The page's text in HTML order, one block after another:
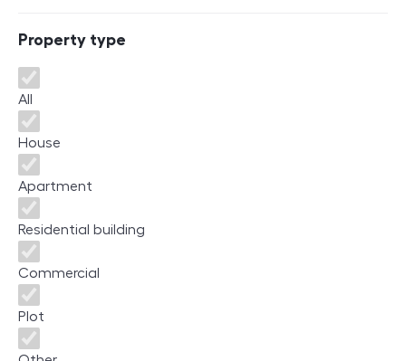
Property type
Property type
All
House
Apartment
Residential building
Commercial
Plot